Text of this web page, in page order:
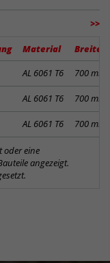
>>
Material
Breite
AL 6061 T6 700 mm
AL 6061 T6 700 mm
AL 6061 T6 700 mm
oder eine
angezeigt.